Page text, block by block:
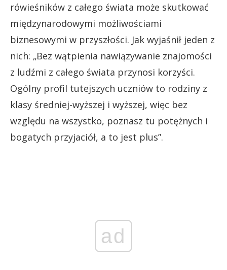
rówieśników z całego świata może skutkować
międzynarodowymi możliwościami
biznesowymi w przyszłości. Jak wyjaśnił jeden z
nich: „Bez wątpienia nawiązywanie znajomości
z ludźmi z całego świata przynosi korzyści.
Ogólny profil tutejszych uczniów to rodziny z
klasy średniej-wyższej i wyższej, więc bez
względu na wszystko, poznasz tu potężnych i
bogatych przyjaciół, a to jest plus”.
ad